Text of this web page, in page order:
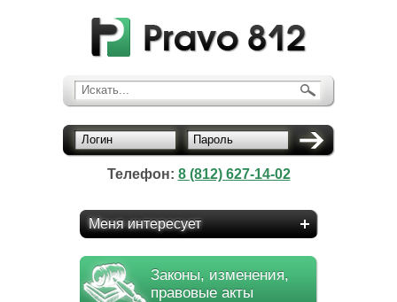
Искать...
Логин Пароль
Телефон: 8 (812) 627-14-02
Меня интересует
Законы, изменения,
правовые акты